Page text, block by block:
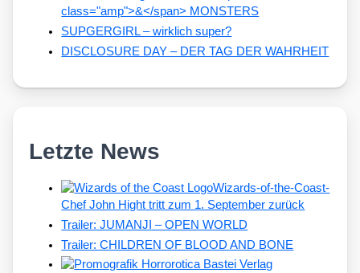
class="amp">&</span> MONSTERS
SUPGERGIRL – wirklich super?
DISCLOSURE DAY – DER TAG DER WAHRHEIT
Letzte News
Wizards-of-the-Coast-
Chef John Hight tritt zum 1. September zurück
Trailer: JUMANJI – OPEN WORLD
Trailer: CHILDREN OF BLOOD AND BONE